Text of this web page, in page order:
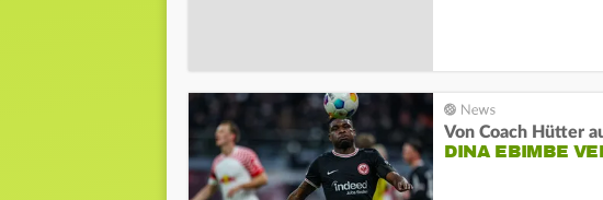
Von Coach Hütter
DINA EBIMBE